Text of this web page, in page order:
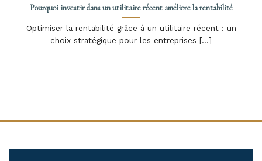
Pourquoi investir dans un utilitaire récent améliore la rentabilité
Optimiser la rentabilité grâce à un utilitaire récent : un
choix stratégique pour les entreprises [...]